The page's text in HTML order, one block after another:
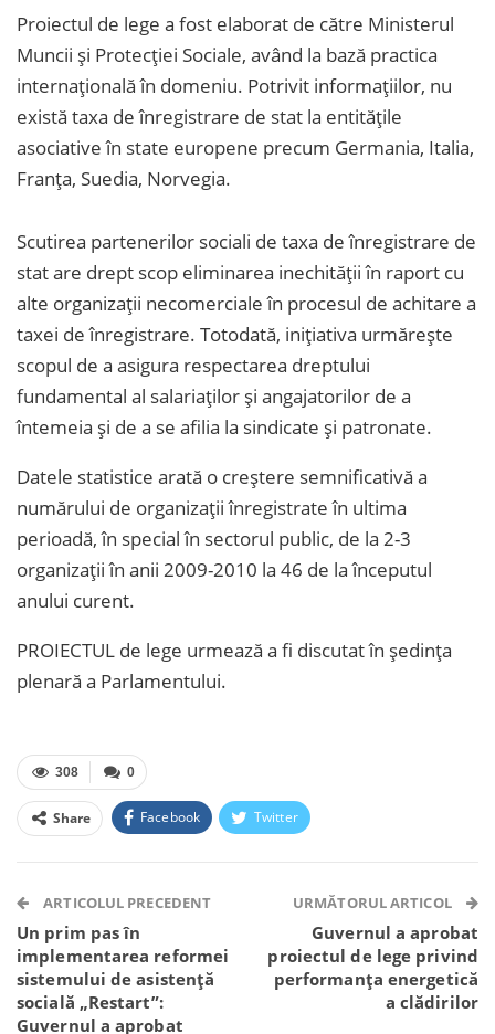
Proiectul de lege a fost elaborat de către Ministerul
Muncii și Protecției Sociale, având la bază practica
internațională în domeniu. Potrivit informațiilor, nu
există taxa de înregistrare de stat la entitățile
asociative în state europene precum Germania, Italia,
Franța, Suedia, Norvegia.
Scutirea partenerilor sociali de taxa de înregistrare de
stat are drept scop eliminarea inechității în raport cu
alte organizații necomerciale în procesul de achitare a
taxei de înregistrare. Totodată, inițiativa urmărește
scopul de a asigura respectarea dreptului
fundamental al salariaților și angajatorilor de a
întemeia și de a se afilia la sindicate și patronate.
Datele statistice arată o creștere semnificativă a
numărului de organizații înregistrate în ultima
perioadă, în special în sectorul public, de la 2-3
organizații în anii 2009-2010 la 46 de la începutul
anului curent.
PROIECTUL de lege urmează a fi discutat în ședința
plenară a Parlamentului.
0
308
Share Facebook Twitter
Telegram WhatsApp Viber
ARTICOLUL PRECEDENT
Un prim pas în
implementarea reformei
sistemului de asistență
socială „Restart”:
Guvernul a aprobat
URMĂTORUL ARTICOL
Guvernul a aprobat
proiectul de lege privind
performanța energetică
a clădirilor